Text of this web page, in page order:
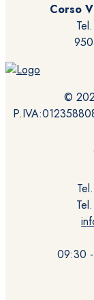
Corso
©
09:30